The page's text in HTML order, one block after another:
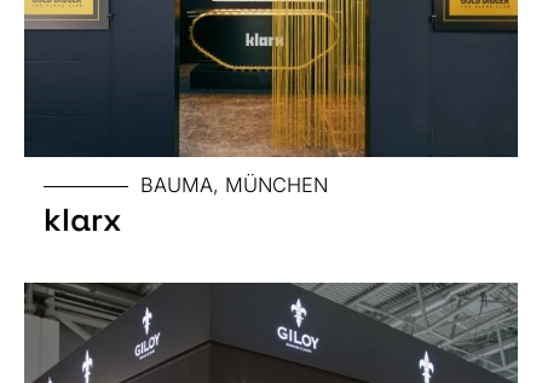
BAUMA, MÜNCHEN
klarx
MESSE